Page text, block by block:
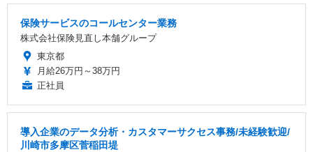
保険サービスのコールセンター業務
株式会社保険見直し本舗グループ
東京都
月給26万円～38万円
正社員
導入企業のデータ分析・カスタマーサクセス事務/未経験歓迎/
川崎市多摩区菅稲田堤